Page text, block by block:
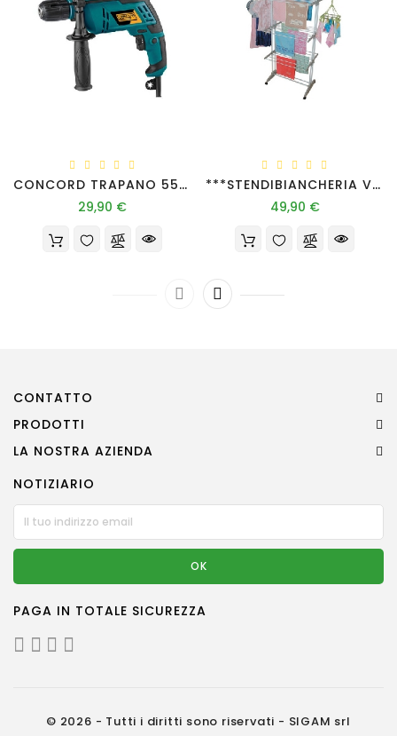
CONCORD TRAPANO 550W 13 MM VRP ID044
29,90 €Prezzo
***STENDIBIANCHERIA VERTICALE SALVASPAZIO 76X50XH165
49,90 €Prezzo
CONTATTO
PRODOTTI
LA NOSTRA AZIENDA
NOTIZIARIO
PAGA IN TOTALE SICUREZZA
© 2026 - Tutti i diritti sono riservati - SIGAM srl